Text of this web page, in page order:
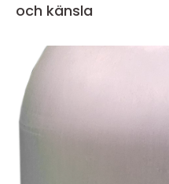
och känsla